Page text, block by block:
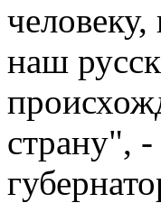
наш
страну",